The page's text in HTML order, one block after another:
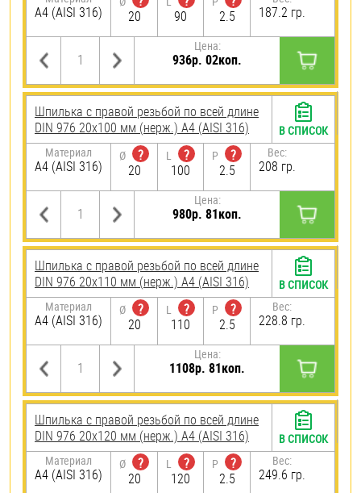
A4 (AISI 316)
20
90
2.5
187.2 гр.
Цена:
936р. 02коп.
Шпилька с правой резьбой по всей длине
DIN 976 20х100 мм (нерж.) A4 (AISI 316)
Материал
A4 (AISI 316)
Ø
?
20
L
?
100
P
?
2.5
Вес:
208 гр.
Цена:
980р. 81коп.
В СПИСОК
Шпилька с правой резьбой по всей длине
DIN 976 20х110 мм (нерж.) A4 (AISI 316)
Материал
A4 (AISI 316)
Ø
?
20
L
?
110
P
?
2.5
Вес:
228.8 гр.
Цена:
1108р. 81коп.
В СПИСОК
Шпилька с правой резьбой по всей длине
DIN 976 20х120 мм (нерж.) A4 (AISI 316)
Материал
A4 (AISI 316)
Ø
?
20
L
?
120
P
?
2.5
Вес:
249.6 гр.
В СПИСОК